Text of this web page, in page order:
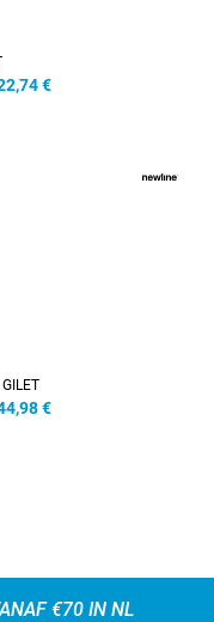
€
€
€70 IN NL